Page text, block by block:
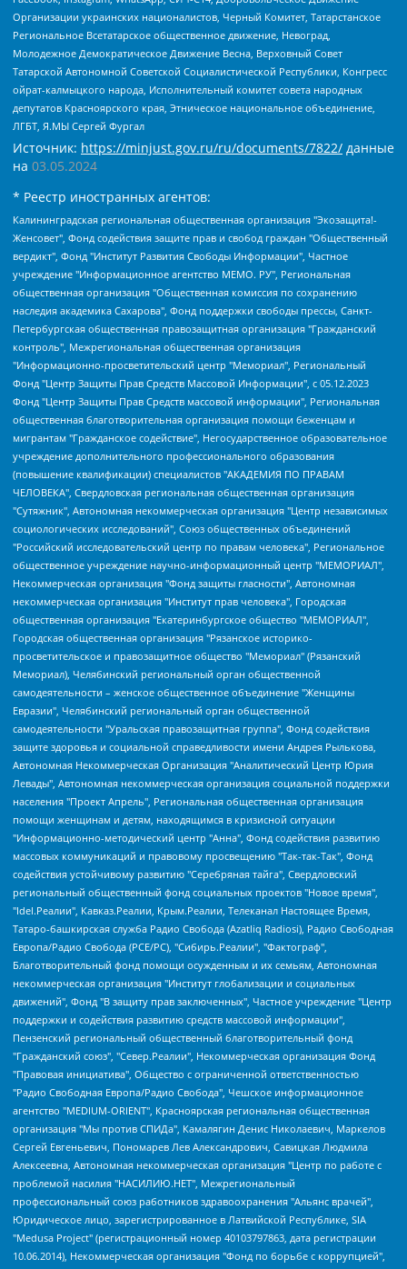
Организации украинских националистов, Черный Комитет, Татарстанское
Региональное Всетатарское общественное движение, Невоград,
Молодежное Демократическое Движение Весна, Верховный Совет
Татарской Автономной Советской Социалистической Республики, Конгресс
ойрат-калмыцкого народа, Исполнительный комитет совета народных
депутатов Красноярского края, Этническое национальное объединение,
ЛГБТ, Я.МЫ Сергей Фургал
Источник: https://minjust.gov.ru/ru/documents/7822/ данные
на 03.05.2024
* Реестр иностранных агентов:
Калининградская региональная общественная организация "Экозащита!-Женсовет", Фонд содействия защите прав и свобод граждан "Общественный вердикт", Фонд "Институт Развития Свободы Информации", Частное учреждение "Информационное агентство МЕМО. РУ", Региональная общественная организация "Общественная комиссия по сохранению наследия академика Сахарова", Фонд поддержки свободы прессы, Санкт-Петербургская общественная правозащитная организация "Гражданский контроль", Межрегиональная общественная организация "Информационно-просветительский центр "Мемориал", Региональный Фонд "Центр Защиты Прав Средств Массовой Информации", с 05.12.2023 Фонд "Центр Защиты Прав Средств массовой информации", Региональная общественная благотворительная организация помощи беженцам и мигрантам "Гражданское содействие", Негосударственное образовательное учреждение дополнительного профессионального образования (повышение квалификации) специалистов "АКАДЕМИЯ ПО ПРАВАМ ЧЕЛОВЕКА", Свердловская региональная общественная организация "Сутяжник", Автономная некоммерческая организация "Центр независимых социологических исследований", Союз общественных объединений "Российский исследовательский центр по правам человека", Региональное общественное учреждение научно-информационный центр "МЕМОРИАЛ", Некоммерческая организация "Фонд защиты гласности", Автономная некоммерческая организация "Институт прав человека", Городская общественная организация "Екатеринбургское общество "МЕМОРИАЛ", Городская общественная организация "Рязанское историко-просветительское и правозащитное общество "Мемориал" (Рязанский Мемориал), Челябинский региональный орган общественной самодеятельности – женское общественное объединение "Женщины Евразии", Челябинский региональный орган общественной самодеятельности "Уральская правозащитная группа", Фонд содействия защите здоровья и социальной справедливости имени Андрея Рылькова, Автономная Некоммерческая Организация "Аналитический Центр Юрия Левады", Автономная некоммерческая организация социальной поддержки населения "Проект Апрель", Региональная общественная организация помощи женщинам и детям, находящимся в кризисной ситуации "Информационно-методический центр "Анна", Фонд содействия развитию массовых коммуникаций и правовому просвещению "Так-так-Так", Фонд содействия устойчивому развитию "Серебряная тайга", Свердловский региональный общественный фонд социальных проектов "Новое время", "Idel.Реалии", Кавказ.Реалии, Крым.Реалии, Телеканал Настоящее Время, Татаро-башкирская служба Радио Свобода (Azatliq Radiosi), Радио Свободная Европа/Радио Свобода (PCE/PC), "Сибирь.Реалии", "Фактограф", Благотворительный фонд помощи осужденным и их семьям, Автономная некоммерческая организация "Институт глобализации и социальных движений", Фонд "В защиту прав заключенных", Частное учреждение "Центр поддержки и содействия развитию средств массовой информации", Пензенский региональный общественный благотворительный фонд "Гражданский союз", "Север.Реалии", Некоммерческая организация Фонд "Правовая инициатива", Общество с ограниченной ответственностью "Радио Свободная Европа/Радио Свобода", Чешское информационное агентство "MEDIUM-ORIENT", Красноярская региональная общественная организация "Мы против СПИДа", Камалягин Денис Николаевич, Маркелов Сергей Евгеньевич, Пономарев Лев Александрович, Савицкая Людмила Алексеевна, Автономная некоммерческая организация "Центр по работе с проблемой насилия "НАСИЛИЮ.НЕТ", Межрегиональный профессиональный союз работников здравоохранения "Альянс врачей", Юридическое лицо, зарегистрированное в Латвийской Республике, SIA "Medusa Project" (регистрационный номер 40103797863, дата регистрации 10.06.2014), Некоммерческая организация "Фонд по борьбе с коррупцией", Автономная некоммерческая организация "Институт права и публичной политики", Баданин Роман Сергеевич, Гликин Максим Александрович, Железнова Мария Михайловна, Лукьянова Юлия Сергеевна, Маетная Елизавета Витальевна, Маняхин Петр Борисович, Чуракова Ольга Владимировна, Ярош Юлия Петровна, Юридическое лицо "The Insider SIA", зарегистрированное в Риге, Латвийская Республика (дата регистрации 26.06.2015), являющееся администратором доменного имени интернет-издания "The Insider SIA", https://theins.ru, Постернак Алексей Евгеньевич, Рубин Михаил Аркадьевич, Анин Роман Александрович, Юридическое лицо Istories fonds, зарегистрированное в Латвийской Республике (регистрационный номер 50008295751, дата регистрации 24.02.2020), Великовский Дмитрий Александрович, Долинина Ирина Николаевна, Мароховская Алеся Алексеевна, Шлейнов Роман Юрьевич, Шмагун Олеся Валентиновна, Общество с ограниченной ответственностью "Альтаир 2021", Общество с ограниченной ответственностью "Вега 2021", Общество с ограниченной ответственностью "Главный редактор 2021", Общество с ограниченной ответственностью "Ромашки монолит", Важенков Артем Валерьевич, Ивановская областная общественная организация "Центр гендерных исследований", Гурман Юрий Альбертович, Медиапроект "ОВД-Инфо", Егоров Владимир Владимирович, Жилинский Владимир Александрович, Общество с ограниченной ответственностью "ЗП", Иванова София Юрьевна, Карезина Инна Павловна, Кильтау Екатерина Викторовна, Петров Алексей Викторович, Пискунов Сергей Евгеньевич, Смирнов Сергей Сергеевич, Тихонов Михаил Сергеевич, Общество с ограниченной ответственностью "ЖУРНАЛИСТ-ИНОСТРАННЫЙ АГЕНТ", Арапова Галина Юрьевна, Вольтская Татьяна Анатольевна, Американская компания "Mason G.E.S. Anonymous Foundation" (США), являющаяся владельцем интернет-издания https://mnews.world/, Компания "Stichting Bellingcat", зарегистрированная в Нидерландах (дата регистрации 11.07.2018), Захаров Андрей Вячеславович, Клепиковская Екатерина Дмитриевна, Общество с ограниченной ответственностью "МЕМО", Перл Роман Александрович, Симонов Евгений Алексеевич, Соловьева Елена Анатольевна, Сотников Даниил Владимирович, Сурначева Елизавета Дмитриевна, Автономная некоммерческая организация по защите прав человека и информированию населения "Якутия – Наше Мнение", Общество с ограниченной ответственностью "Москоу диджитал медиа", с 26.01.2023 Общество с ограниченной ответственностью "Чайка Белые сады", Ветошкина Валерия Валерьевна, Заговора Максим Александрович, Межрегиональное общественное движение "Российская ЛГБТ - сеть", Оленичев Максим Владимирович, Павлов Иван Юрьевич, Скворцова Елена Сергеевна, Общество с ограниченной ответственностью "Как бы инагент", Кочетков Игорь Викторович, Общество с ограниченной ответственностью "Честные выборы", Еланчик Олег Александрович, Общество с ограниченной ответственностью "Нобелевский призыв", Гималова Регина Эмилевна, Григорьев Андрей Валерьевич, Григорьева Алина Александровна, Ассоциация по содействию защите прав призывников, альтернативнослужащих и военнослужащих "Правозащитная группа "Гражданин.Армия.Право", Хисамова Регина Фаритовна, Автономная некоммерческая организация по реализации социально-правовых программ "Лилит", Дальневосточное общественное движение "Маяк", Санкт-Петербургская ЛГБТ-инициативная группа "Выход", Инициативная группа ЛГБТ+ "Реверс", Алексеев Андрей Викторович, Бекбулатова Таисия Львовна, Беляев Иван Михайлович, Владыкина Елена Сергеевна, Гельман Марат Александрович, Никульшина Вероника Юрьевна, Толоконникова Надежда Андреевна, Шендерович Виктор Анатольевич, Общество с ограниченной ответственностью "Данное сообщение", Общество с ограниченной ответственностью Издательский дом "Новая глава", Айнбиндер Александра Александровна, Московский комьюнити-центр для ЛГБТ+инициатив, Благотворительный фонд развития филантропии, Deutsche Welle (Германия, Kurt-Schumacher-Strasse 3, 53113 Bonn), Борзунова Мария Михайловна, Воробьев Виктор Викторович, Голубева Анна Львовна, Константинова Алла Михайловна, Малкова Ирина Владимировна, Мурадов Мурад Абдулгалимович, Осетинская Елизавета Николаевна, Понасенков Евгений Николаевич, Ганапольский Матвей Юрьевич, Киселев Евгений Алексеевич, Борухович Ирина Григорьевна, Дремин Иван Тимофеевич, Дубровский Дмитрий Викторович, Красноярская региональная общественная организация поддержки и развития альтернативных образовательных технологий и межкультурных коммуникаций "ИНТЕРРА", Маяковская Екатерина Алексеевна, Фейгин Марк Захарович, Филимонов Андрей Викторович, Дзугкоева Регина Николаевна, Доброхотов Роман Александрович, Дудь Юрий Александрович, Елкин Сергей Владимирович, Кругликов Кирилл Игоревич, Сабунаева Мария Леонидовна, Семенов Алексей Владимирович, Шаинян Карен Багратович, Шульман Екатерина Михайловна, Асафьев Артур Валерьевич, Вахштайн Виктор Семенович, Венедиктов Алексей Алексеевич, Лушникова Екатерина Евгеньевна, Волков Леонид Михайлович, Невзоров Александр Глебович, Пархоменко Сергей Борисович, Сироткин Ярослав Николаевич, Кара-Мурза Владимир Владимирович, Баранова Наталья Владимировна, Гозман Леонид Яковлевич, Кагарлицкий Борис Юльевич, Климарев Михаил Валерьевич, Милов Владимир Станиславович, Автономная некоммерческая организация Краснодарский центр современного искусства "Типография", Моргенштерн Алишер Тагирович, Соболь Любовь Эдуардовна, Общество с ограниченной ответственностью "ЛИЗА НОРМ", Каспаров Гарри Кимович, Ходорковский Михаил Борисович, Общество с ограниченной ответственностью "Апрельские тезисы", Данилович Ирина Брониславовна, Кашин Олег Владимирович, Петров Николай Владимирович, Пивоваров Алексей Владимирович, Соколов Михаил Владимирович, Цветкова Юлия Владимировна, Чичваркин Евгений Александрович, Комитет против пыток/Команда против пыток, Общество с ограниченной ответственностью "Первый научный", Общество с ограниченной ответственностью "Вертолет и ко", Белоцерковская Вероника Борисовна, Кац Максим Евгеньевич, Лазарева Татьяна Юрьевна, Шаведдинов Руслан Табризович, Яшин Илья Валерьевич, Общество с ограниченной ответственностью "Иноагент ААВ", Алешковский Дмитрий Петрович, Альбац Евгения Марковна, Быков Дмитрий Львович, Галямина Юлия Евгеньевна, Лойко Сергей Леонидович, Мартынов Кирилл Константинович, Медведев Сергей Александрович, Крашенинников Федор Геннадиевич, Гордеева Катерина Вл